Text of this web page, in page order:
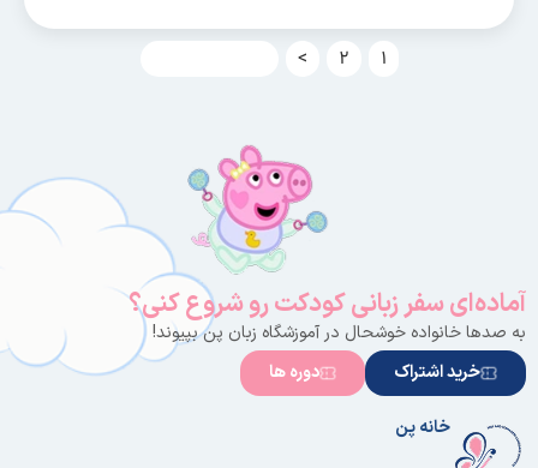
1
2
>
آماده‌ای سفر زبانی کودکت رو شروع کنی؟
به صدها خانواده خوشحال در آموزشگاه زبان پن بپیوند!
خرید اشتراک
دوره ها
خانه پن